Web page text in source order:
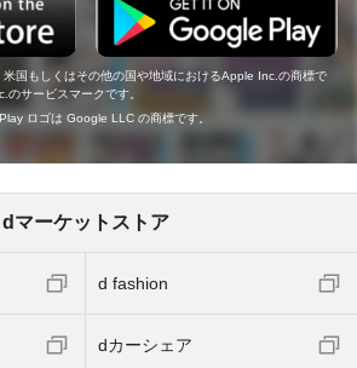
国もしくはその他の国や地域におけるApple Inc.の商標で
サービスマークです。
ロゴは Google LLC の商標です。
dマーケットストア
d fashion
dカーシェア